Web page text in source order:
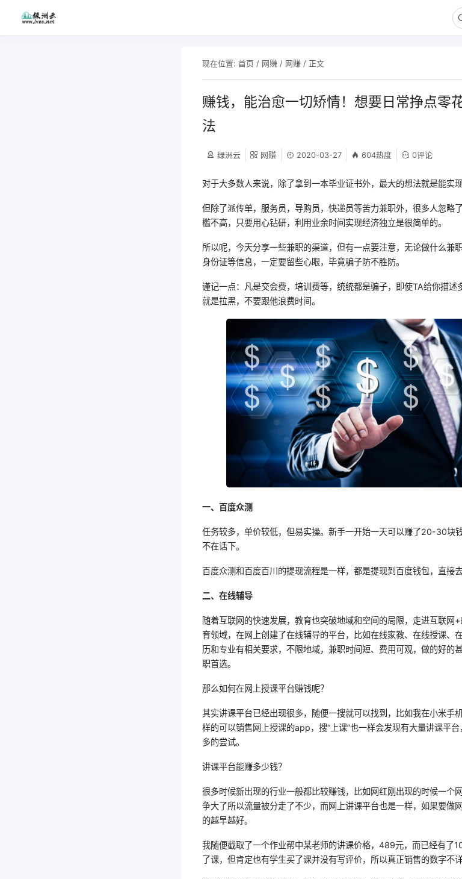
现在位置:首页 / 网赚 / 网赚 / 正文
赚钱，能治愈一切矫情！想要日常挣点零
法
绿洲云 网赚 2020-03-27 604热度 0评论
对于大多数人来说，除了拿到一本毕业证书外，最大的想法就是能实
但除了派传单，服务员，导购员，快递员等苦力兼职外，很多人忽略
槛不高，只要用心钻研，利用业余时间实现经济独立是很简单的。
所以呢，今天分享一些兼职的渠道，但有一点要注意，无论做什么兼
身份证等信息，一定要留些心眼，毕竟骗子防不胜防。
谨记一点：凡是交会费，培训费等，统统都是骗子，即使TA给你描
就是拉黑，不要跟他浪费时间。
一、百度众测
任务较多，单价较低，但易实操。新手一开始一天可以赚了20-30块
不在话下。
百度众测和百度百川的提现流程是一样，都是提现到百度钱包，直接
二、在线辅导
随着互联网的快速发展，教育也突破地域和空间的局限，走进互联网
育领域，在网上创建了在线辅导的平台，比如在线家教、在线授课、
历和专业有相关要求，不限地域，兼职时间短、费用可观，做的好的
职首选。
那么如何在网上授课平台赚钱呢？
其实讲课平台已经出现很多，随便一搜就可以找到，比如我在小米手
样的可以销售网上授课的app，搜“上课”也一样会发现有大量讲课平
多的尝试。
讲课平台能赚多少钱？
很多时候新出现的行业一般都比较赚钱，比如网红刚出现的时候一个
争大了所以流量被分走了不少，而网上讲课平台也是一样，如果要做
的越早越好。
我随便截取了一个作业帮中某老师的讲课价格，489元，而已经有了
了课，但肯定也有学生买了课并没有写评价，所以真正销售的数字不